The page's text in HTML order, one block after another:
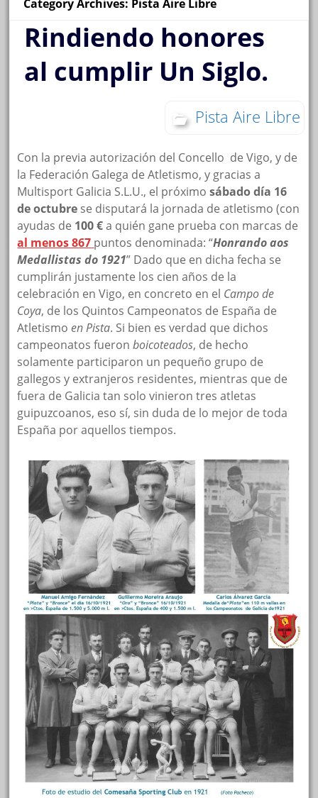
Category Archives: Pista Aire Libre
Rindiendo honores
al cumplir Un Siglo.
Pista Aire Libre
Con la previa autorización del Concello de Vigo, y de
la Federación Galega de Atletismo, y gracias a
Multisport Galicia S.L.U., el próximosábado día 16
de octubre se disputará la jornada de atletismo (con
ayudas de 100 €a quién gane prueba con marcas de
al menos 867 puntos denominada: “Honrando aos
Medallistas do 1921” Dado que en dicha fecha se
cumplirán justamente los cien años de la
celebración en Vigo, en concreto en el Campo de
Coya, de los Quintos Campeonatos de España de
Atletismoen Pista. Si bien es verdad que dichos
campeonatos fueron boicoteados, de hecho
solamente participaron un pequeño grupo de
gallegos y extranjeros residentes, mientras que de
fuera de Galicia tan solo vinieron tres atletas
guipuzcoanos, eso sí, sin duda de lo mejor de toda
España por aquellos tiempos.